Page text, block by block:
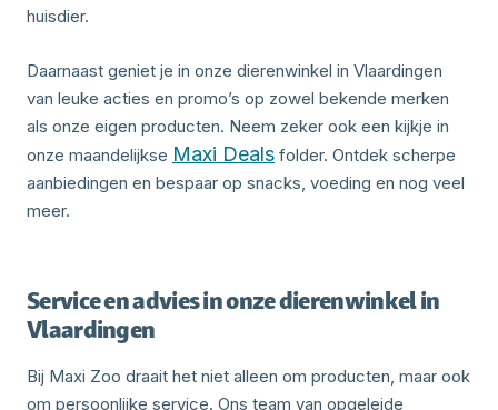
huisdier.
Daarnaast geniet je in onze dierenwinkel in Vlaardingen
van leuke acties en promo’s op zowel bekende merken
als onze eigen producten. Neem zeker ook een kijkje in
onze maandelijkse Maxi Deals folder. Ontdek scherpe
aanbiedingen en bespaar op snacks, voeding en nog veel
meer.
Service en advies in onze dierenwinkel in
Vlaardingen
Bij Maxi Zoo draait het niet alleen om producten, maar ook
om persoonlijke service. Ons team van opgeleide